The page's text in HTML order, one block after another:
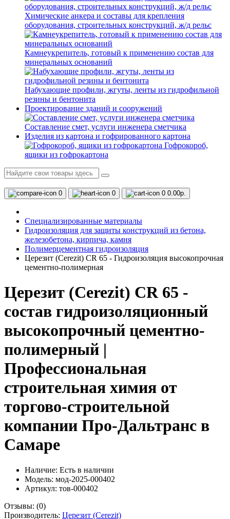
Химические анкера и составы для крепления
оборудования, строительных конструкций, ж/д рельс
Камнеукрепитель, готовый к применению состав для
минеральных оснований
Набухающие профили, жгуты, ленты из гидрофильной
резины и бентонита
Проектирование зданий и сооружений
Составление смет, услуги инженера сметчика
Изделия из картона и гофрированного картона
Гофрокороб,
ящики из гофрокартона
0 0 0 0.00р.
Специализированные материалы
Гидроизоляция для защиты конструкций из бетона,
железобетона, кирпича, камня
Полимерцементная гидроизоляция
Церезит (Cerezit) CR 65 - Гидроизоляция высокопрочная
цементно-полимерная
Церезит (Cerezit) CR 65 -
состав гидроизоляционный
высокопрочный цементно-
полимерный |
Профессиональная
строительная химия от
торгово-строительной
компании Про-Дальтранс в
Самаре
Наличие: Есть в наличии
Модель: мод-2025-000402
Артикул: тов-000402
Отзывы: (0)
Производитель: Церезит (Cerezit)